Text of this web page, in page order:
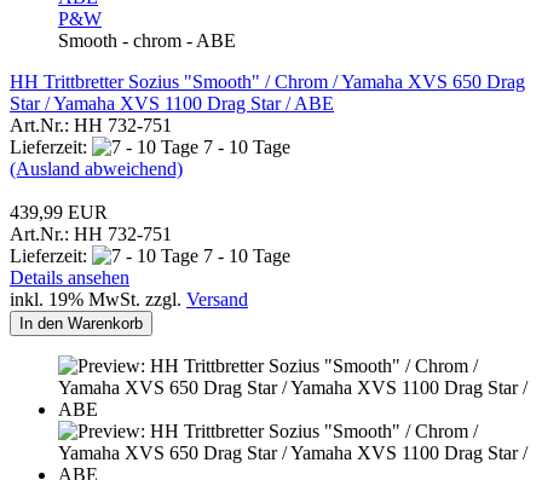
P&W
Smooth - chrom - ABE
HH Trittbretter Sozius "Smooth" / Chrom / Yamaha XVS 650 Drag
Star / Yamaha XVS 1100 Drag Star / ABE
Art.Nr.: HH 732-751
Lieferzeit:
7 - 10 Tage
(Ausland abweichend)
439,99 EUR
Art.Nr.: HH 732-751
Lieferzeit:
7 - 10 Tage
Details ansehen
inkl. 19% MwSt. zzgl. Versand
In den Warenkorb